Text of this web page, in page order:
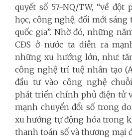
quyết số 57-NQ/TW, “về
học, công nghệ, đổi mới sáng
quốc gia”. Nhờ đó, những
CĐS ở nước ta diễn ra
những xu hướng lớn, như:
công nghệ trí tuệ nhân tạo
đầu tư vào công nghệ
phát triển chính phủ điện tử
mạnh chuyển đổi số trong
xu hướng tự động hóa trong
thanh toán số và thương mại